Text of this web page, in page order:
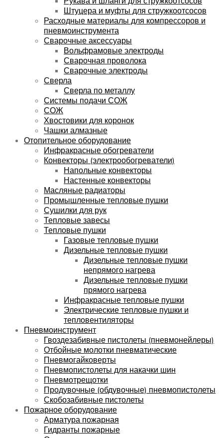
Штуцера и муфты для стружкоотсосов
Расходные материалы для компрессоров и
пневмоинструмента
Сварочные аксессуары
Вольфрамовые электроды
Сварочная проволока
Сварочные электроды
Сверла
Сверла по металлу
Системы подачи СОЖ
СОЖ
Хвостовики для коронок
Чашки алмазные
Отопительное оборудование
Инфракрасные обогреватели
Конвекторы (электрообогреватели)
Напольные конвекторы
Настенные конвекторы
Масляные радиаторы
Промышленные тепловые пушки
Сушилки для рук
Тепловые завесы
Тепловые пушки
Газовые тепловые пушки
Дизельные тепловые пушки
Дизельные тепловые пушки
непрямого нагрева
Дизельные тепловые пушки
прямого нагрева
Инфракрасные тепловые пушки
Электрические тепловые пушки и
тепловентиляторы
Пневмоинструмент
Гвоздезабивные пистолеты (пневмонейлеры)
Отбойные молотки пневматические
Пневмогайковерты
Пневмопистолеты для накачки шин
Пневмотрещотки
Продувочные (обдувочные) пневмопистолеты
Скобозабивные пистолеты
Пожарное оборудование
Арматура пожарная
Гидранты пожарные